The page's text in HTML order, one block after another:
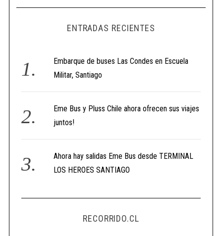
ENTRADAS RECIENTES
Embarque de buses Las Condes en Escuela
Militar, Santiago
Eme Bus y Pluss Chile ahora ofrecen sus viajes
juntos!
Ahora hay salidas Eme Bus desde TERMINAL
LOS HEROES SANTIAGO
RECORRIDO.CL